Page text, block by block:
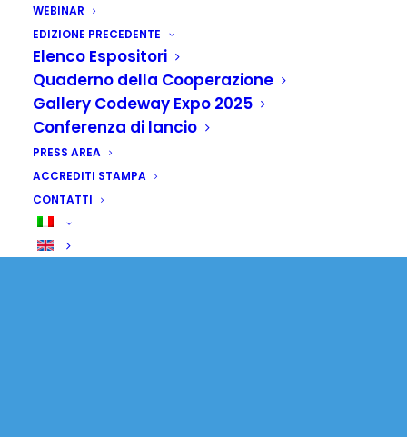
WEBINAR
EDIZIONE PRECEDENTE
Elenco Espositori
Quaderno della Cooperazione
Gallery Codeway Expo 2025
Conferenza di lancio
PRESS AREA
ACCREDITI STAMPA
CONTATTI